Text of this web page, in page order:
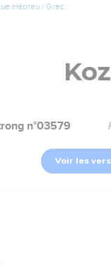
Hébreu / Grec
n°03579
Voir les